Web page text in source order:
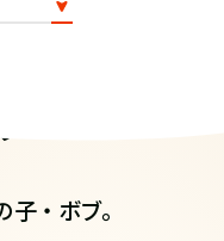
・ボブ。